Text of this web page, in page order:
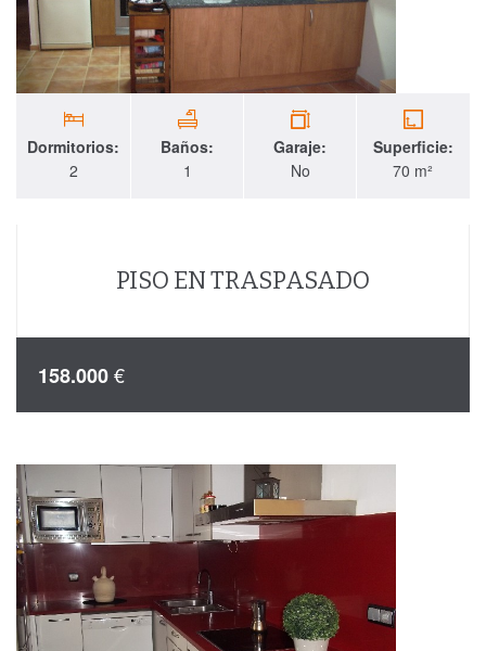
Dormitorios:
2
Baños:
1
Garaje:
No
Superficie:
70 m²
PISO EN TRASPASADO
158.000€